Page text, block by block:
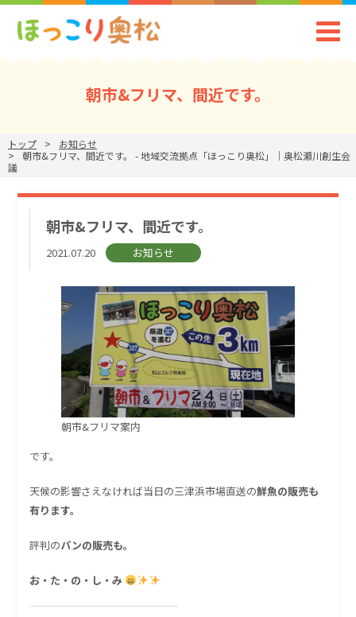
朝市&フリマ、間近です。
トップ
お知らせ
朝市&フリマ、間近です。 - 地域交流拠点「ほっこり奥松」｜奥松瀬川創生会
議
朝市&フリマ、間近です。
2021.07.20 お知らせ
朝市&フリマ案内
です。
天候の影響さえなければ当日の三津浜市場直送の鮮魚の販売も
有ります。
評判のパンの販売も。
お・た・の・し・み